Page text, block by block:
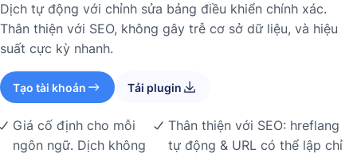
Dịch tự động với chỉnh sửa bảng điều khiển chính xác.
Thân thiện với SEO, không gây trễ cơ sở dữ liệu, và hiệu
suất cực kỳ nhanh.
Tạo tài khoản Tải plugin
Giá cố định cho mỗi
ngôn ngữ. Dịch không
Thân thiện với SEO: hreflang
tự động & URL có thể lập chỉ